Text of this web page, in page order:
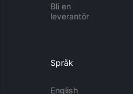
Bli en
leverantör
Språk
English